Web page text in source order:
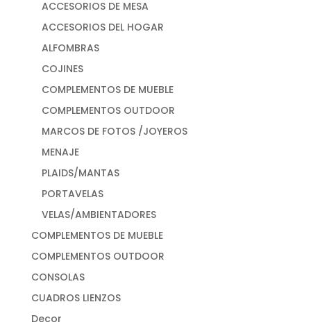
ACCESORIOS DE MESA
ACCESORIOS DEL HOGAR
ALFOMBRAS
COJINES
COMPLEMENTOS DE MUEBLE
COMPLEMENTOS OUTDOOR
MARCOS DE FOTOS /JOYEROS
MENAJE
PLAIDS/MANTAS
PORTAVELAS
VELAS/AMBIENTADORES
COMPLEMENTOS DE MUEBLE
COMPLEMENTOS OUTDOOR
CONSOLAS
CUADROS LIENZOS
Decor